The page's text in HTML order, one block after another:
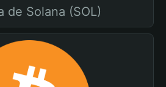
de Solana (SOL)